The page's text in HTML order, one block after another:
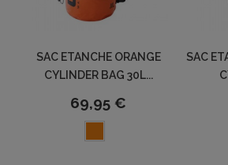
SAC ETANCHE ORANGE
CYLINDER BAG 30L...
69,95 €
SAC